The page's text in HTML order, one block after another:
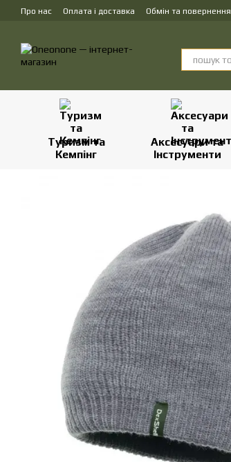
Перейти до основного контенту
Про нас Оплата і доставка Обмін та повернення
Туризм та
Кемпінг
Аксесуари та
Інструменти